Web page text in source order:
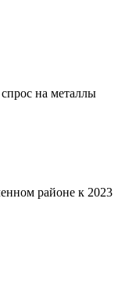
на металлы
районе к 2023